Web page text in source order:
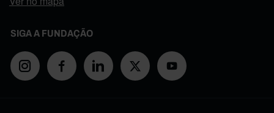
SIGA A FUNDAÇÃO